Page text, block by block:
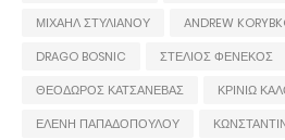
ΜΙΧΑΗΛ ΣΤΥΛΙΑΝΟΥ
ANDREW
DRAGO BOSNIC
ΣΤΕΛΙΟΣ ΦΕΝΕΚΟΣ
ΘΕΟΔΩΡΟΣ ΚΑΤΣΑΝΕΒΑΣ
ΚΡΙΝΙΩ
ΕΛΕΝΗ ΠΑΠΑΔΟΠΟΥΛΟΥ